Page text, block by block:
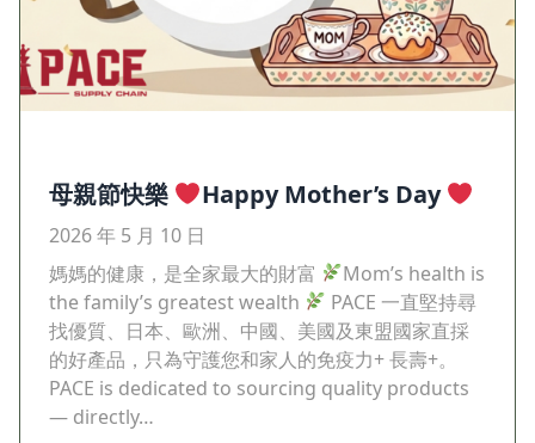
母親節快樂 Happy Mother’s Day
2026 年 5 月 10 日
媽媽的健康，是全家最大的財富
Mom’s health is
the family’s greatest wealth
PACE 一直堅持尋
找優質、日本、歐洲、中國、美國及東盟國家直採
的好產品，只為守護您和家人的免疫力+ 長壽+。
PACE is dedicated to sourcing quality products
— directly…